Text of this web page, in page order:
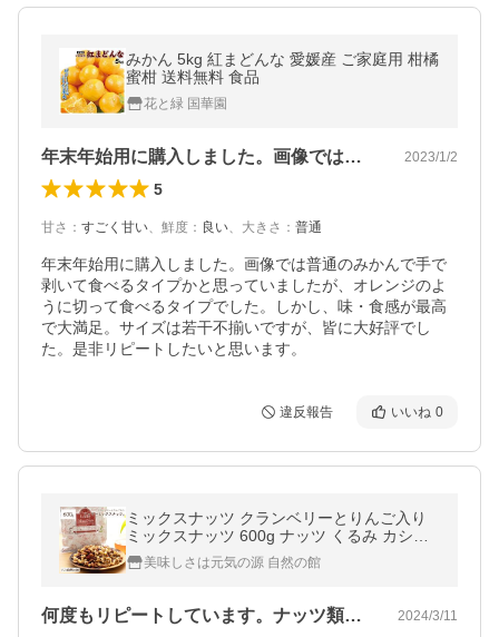
みかん 5kg 紅まどんな 愛媛産 ご家庭用 柑橘
蜜柑 送料無料 食品
花と緑 国華園
年末年始用に購入しました。画像では普通… 2023/1/2
5
甘さ ： すごく甘い、 鮮度 ： 良い、 大きさ ： 普通
年末年始用に購入しました。画像では普通のみかんで手で
剥いて食べるタイプかと思っていましたが、オレンジのよ
うに切って食べるタイプでした。しかし、味・食感が最高
で大満足。サイズは若干不揃いですが、皆に大好評でし
た。是非リピートしたいと思います。
違反報告 いいね 0
ミックスナッツ クランベリーとりんご入り
ミックスナッツ 600g ナッツ くるみ カシュ
美味しさは元気の源 自然の館
何度もリピートしています。ナッツ類の中… 2024/3/11